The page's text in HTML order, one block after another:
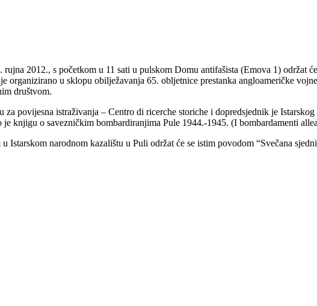
rujna 2012., s početkom u 11 sati u pulskom Domu antifašista (Emova 1) održat
organizirano u sklopu obilježavanja 65. obljetnice prestanka angloameričke
društvom.
povijesna istraživanja – Centro di ricerche storiche i dopredsjednik je
knjigu o savezničkim bombardiranjima Pule 1944.-1945. (I bombardamenti
Istarskom narodnom kazalištu u Puli održat će se istim povodom “Svečana